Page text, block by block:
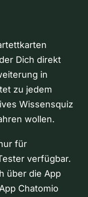
Dich direkt
in
zu jedem
Wissensquiz
wollen.
für
verfügbar.
über die App
Chatomio